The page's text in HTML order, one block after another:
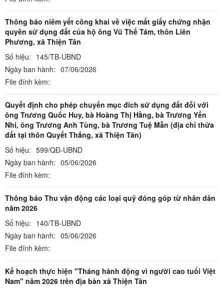
Thông báo niêm yết công khai về việc mất giấy chứng nhận
quyền sử dụng đất của hộ ông Vũ Thế Tám, thôn Liên
Phương, xã Thiện Tân
Số hiệu: 145/TB-UBND
Ngày ban hành: 07/06/2026
File đính kèm:
Quyết định cho phép chuyển mục đích sử dụng đất đối với
ông Trương Quốc Huy, bà Hoàng Thị Hằng, bà Trương Yến
Nhi, ông Trương Anh Tùng, bà Trương Tuệ Mẫn (địa chỉ thửa
đất tại thôn Quyết Thắng, xã Thiện Tân)
Số hiệu: 599/QĐ-UBND
Ngày ban hành: 05/06/2026
File đính kèm:
Thông báo Thu vận động các loại quỹ đóng góp từ nhân dân
năm 2026
Số hiệu: 140/TB-UBND
Ngày ban hành: 05/06/2026
File đính kèm:
Kế hoạch thực hiện "Tháng hành động vì người cao tuổi Việt
Nam" năm 2026 trên địa bàn xã Thiện Tân